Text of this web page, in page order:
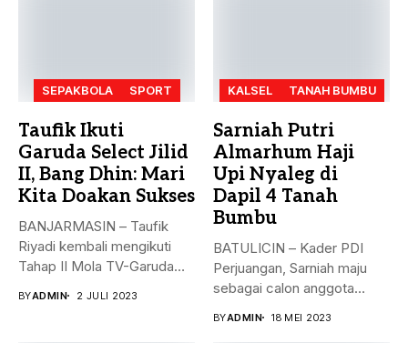
SEPAKBOLA SPORT
Taufik Ikuti
Garuda Select Jilid
II, Bang Dhin: Mari
Kita Doakan Sukses
BANJARMASIN – Taufik
Riyadi kembali mengikuti
Tahap II Mola TV-Garuda
BYADMIN 2 JULI 2023
KALSEL TANAH BUMBU
Sarniah Putri
Almarhum Haji
Upi Nyaleg di
Dapil 4 Tanah
Bumbu
BATULICIN – Kader PDI
Perjuangan, Sarniah maju
sebagai calon anggota
BYADMIN 18 MEI 2023